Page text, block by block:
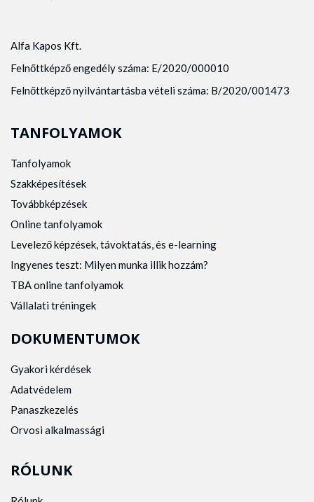
Alfa Kapos Kft.
Felnőttképző engedély száma: E/2020/000010
Felnőttképző nyilvántartásba vételi száma: B/2020/001473
TANFOLYAMOK
Tanfolyamok
Szakképesítések
Továbbképzések
Online tanfolyamok
Levelező képzések, távoktatás, és e-learning
Ingyenes teszt: Milyen munka illik hozzám?
TBA online tanfolyamok
Vállalati tréningek
DOKUMENTUMOK
Gyakori kérdések
Adatvédelem
Panaszkezelés
Orvosi alkalmassági
RÓLUNK